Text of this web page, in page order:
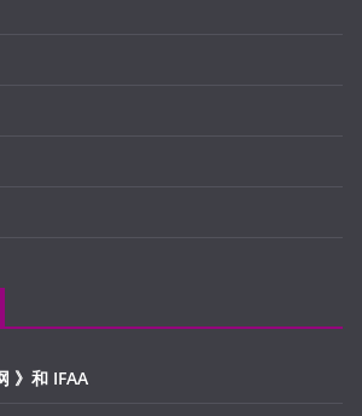
》和 IFAA